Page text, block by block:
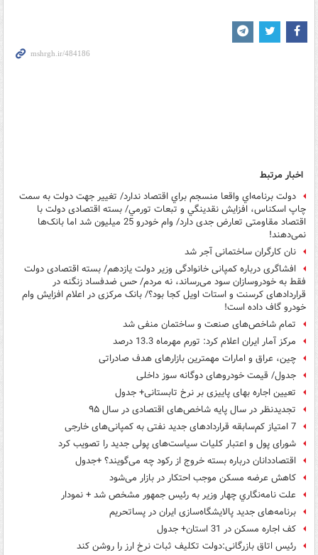
اخبار مرتبط
دولت برنامه‌اي واقعا منسجم براي اقتصاد ندارد/ تغییر جهت دولت به سمت
چاپ اسکناس، افزايش نقدينگي و تبعات تورمي/ بسته اقتصادی دولت با
اقتصاد مقاومتی تعارض جدی دارد/ وام خودرو 25 میلیون شد اما بانک‌ها
نمی‌دهند!
نان کارگران ساختمانی آجر شد
افشاگری درباره کمپانی خانوادگی وزیر دولت یازدهم/ بسته اقتصادی دولت
فقط به خودروسازان سود می‌رساند، نه مردم/ حس ضدفساد زنگنه در
قراردادهای کرسنت و استات اویل کجا بود؟/ بانک مرکزی در اعلام افزایش وام
خودرو گاف داده است!
تمام شاخص‌های صنعت و ساختمان منفی شد
مرکز آمار ایران اعلام کرد: تورم مهرماه 13.3 درصد
چین، عراق و امارات مهمترین بازارهای هدف صادراتی
جدول/ قیمت خودروهای دوگانه سوز داخلی
تعیین اجاره بهای پاییزی بر نرخ تابستانی+ جدول
تجدیدنظر در سال پایه شاخص‌های اقتصادی در سال ۹۵
7 امتیاز کم‌سابقه قراردادهای جدید نفتی به کمپانی‌های خارجی
شورای پول و اعتبار کلیات سیاست‌های پولی جدید را تصویب کرد
اقتصاددانان درباره بسته خروج از رکود چه می‌گویند؟ +جدول
کاهش عرضه مسکن موجب احتکار در بازار می‌شود
علت نامه‌نگاري چهار وزير به رئيس جمهور مشخص شد + نمودار
برنامه‌های جدید پالایشگاه‌سازی ایران در پساتحریم
کف اجاره مسکن در 31 استان+ جدول
رئیس اتاق بازرگانی:دولت تکلیف ثبات نرخ ارز را روشن کند